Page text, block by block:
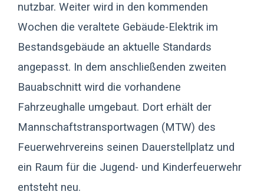
nutzbar. Weiter wird in den kommenden
Wochen die veraltete Gebäude-Elektrik im
Bestandsgebäude an aktuelle Standards
angepasst. In dem anschließenden zweiten
Bauabschnitt wird die vorhandene
Fahrzeughalle umgebaut. Dort erhält der
Mannschaftstransportwagen (MTW) des
Feuerwehrvereins seinen Dauerstellplatz und
ein Raum für die Jugend- und Kinderfeuerwehr
entsteht neu.